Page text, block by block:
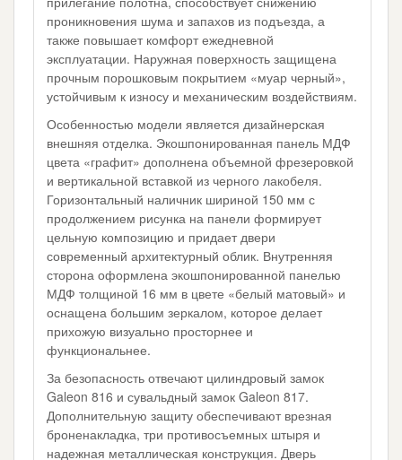
проникновения шума и запахов из подъезда, а
также повышает комфорт ежедневной
эксплуатации. Наружная поверхность защищена
прочным порошковым покрытием «муар черный»,
устойчивым к износу и механическим воздействиям.
Особенностью модели является дизайнерская
внешняя отделка. Экошпонированная панель МДФ
цвета «графит» дополнена объемной фрезеровкой
и вертикальной вставкой из черного лакобеля.
Горизонтальный наличник шириной 150 мм с
продолжением рисунка на панели формирует
цельную композицию и придает двери
современный архитектурный облик. Внутренняя
сторона оформлена экошпонированной панелью
МДФ толщиной 16 мм в цвете «белый матовый» и
оснащена большим зеркалом, которое делает
прихожую визуально просторнее и
функциональнее.
За безопасность отвечают цилиндровый замок
Galeon 816 и сувальдный замок Galeon 817.
Дополнительную защиту обеспечивают врезная
броненакладка, три противосъемных штыря и
надежная металлическая конструкция. Дверь